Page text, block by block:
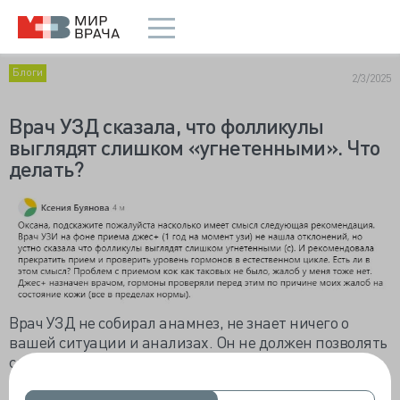
Блоги 2/3/2025
Врач УЗД сказала, что фолликулы
выглядят слишком «угнетенными». Что
делать?
Врач УЗД не собирал анамнез, не знает ничего о
вашей ситуации и анализах. Он не должен позволять
себе высказывать подобные суждения и давать
рекомендации. Все, что врач УЗД должен сообщить